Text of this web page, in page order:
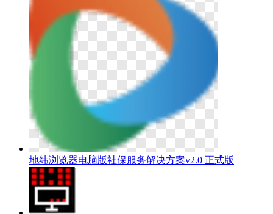
地纬浏览器电脑版社保服务解决方案v2.0 正式版